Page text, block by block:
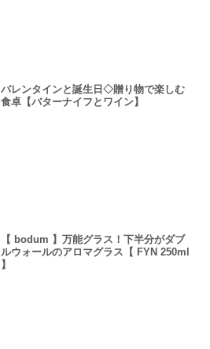
バレンタインと誕生日◇贈り物で楽しむ
食卓【バターナイフとワイン】
【 bodum 】万能グラス！下半分がダブ
ルウォールのアロマグラス【 FYN 250ml
】